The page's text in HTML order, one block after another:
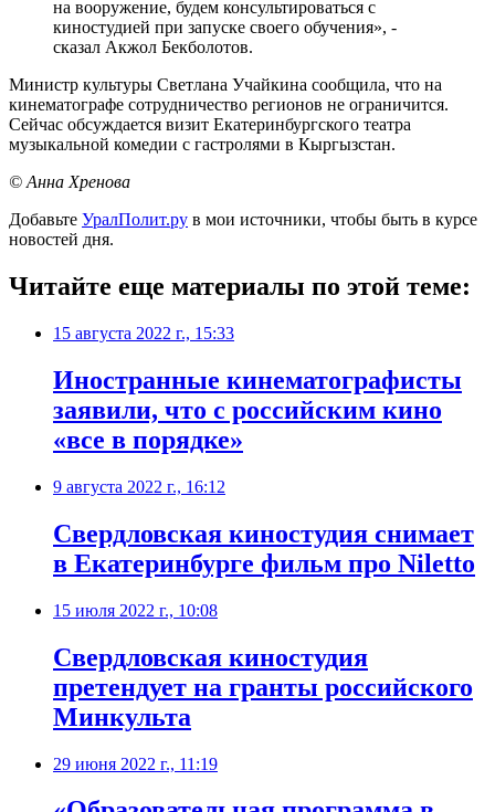
на вооружение, будем консультироваться с
киностудией при запуске своего обучения», -
сказал Акжол Бекболотов.
Министр культуры Светлана Учайкина сообщила, что на
кинематографе сотрудничество регионов не ограничится.
Сейчас обсуждается визит Екатеринбургского театра
музыкальной комедии с гастролями в Кыргызстан.
© Анна Хренова
Добавьте УралПолит.ру в мои источники, чтобы быть в курсе
новостей дня.
Читайте еще материалы по этой теме:
15 августа 2022 г., 15:33
​Иностранные кинематографисты
заявили, что с российским кино
«все в порядке»
9 августа 2022 г., 16:12
Свердловская киностудия снимает
в Екатеринбурге фильм про Niletto
15 июля 2022 г., 10:08
​Свердловская киностудия
претендует на гранты российского
Минкульта
29 июня 2022 г., 11:19